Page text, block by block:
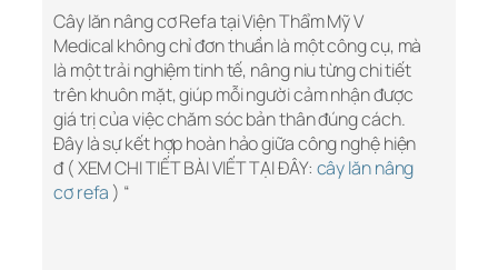
Cây lăn nâng cơ Refa tại Viện Thẩm Mỹ V
Medical không chỉ đơn thuần là một công cụ, mà
là một trải nghiệm tinh tế, nâng niu từng chi tiết
trên khuôn mặt, giúp mỗi người cảm nhận được
giá trị của việc chăm sóc bản thân đúng cách.
Đây là sự kết hợp hoàn hảo giữa công nghệ hiện
đ ( XEM CHI TIẾT BÀI VIẾT TẠI ĐÂY: cây lăn nâng
cơ refa ) “